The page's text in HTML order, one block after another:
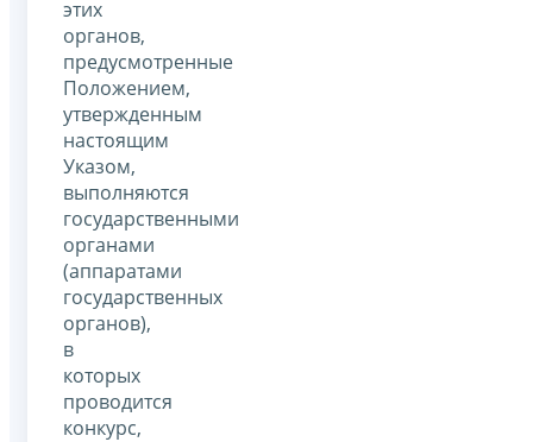
этих
органов,
предусмотренные
Положением,
утвержденным
настоящим
Указом,
выполняются
государственными
органами
(аппаратами
государственных
органов),
в
которых
проводится
конкурс,